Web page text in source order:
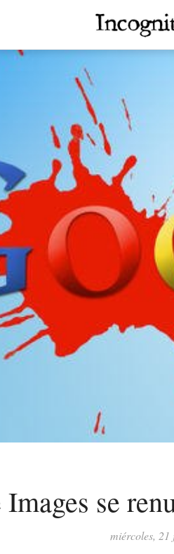
se
miércoles,